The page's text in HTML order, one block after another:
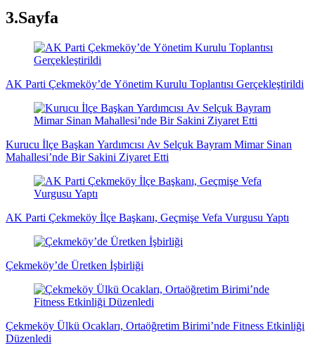
3.Sayfa
AK Parti Çekmeköy’de Yönetim Kurulu Toplantısı Gerçekleştirildi
Kurucu İlçe Başkan Yardımcısı Av Selçuk Bayram Mimar Sinan
Mahallesi’nde Bir Sakini Ziyaret Etti
AK Parti Çekmeköy İlçe Başkanı, Geçmişe Vefa Vurgusu Yaptı
Çekmeköy’de Üretken İşbirliği
Çekmeköy Ülkü Ocakları, Ortaöğretim Birimi’nde Fitness Etkinliği
Düzenledi